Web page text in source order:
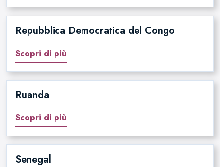
Repubblica Democratica del Congo
Scopri di più
Ruanda
Scopri di più
Senegal